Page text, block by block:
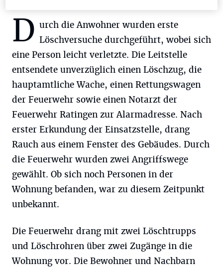
D urch die Anwohner wurden erste
Löschversuche durchgeführt, wobei sich
eine Person leicht verletzte. Die Leitstelle
entsendete unverzüglich einen Löschzug, die
hauptamtliche Wache, einen Rettungswagen
der Feuerwehr sowie einen Notarzt der
Feuerwehr Ratingen zur Alarmadresse. Nach
erster Erkundung der Einsatzstelle, drang
Rauch aus einem Fenster des Gebäudes. Durch
die Feuerwehr wurden zwei Angriffswege
gewählt. Ob sich noch Personen in der
Wohnung befanden, war zu diesem Zeitpunkt
unbekannt.
Die Feuerwehr drang mit zwei Löschtrupps
und Löschrohren über zwei Zugänge in die
Wohnung vor. Die Bewohner und Nachbarn